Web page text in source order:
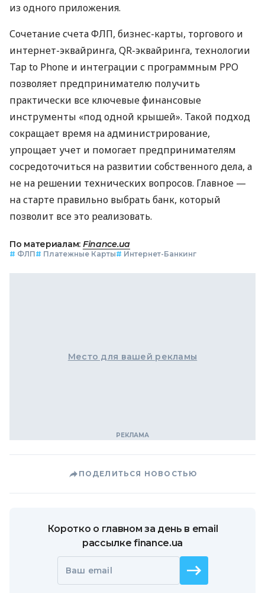
из одного приложения.
Сочетание счета ФЛП, бизнес-карты, торгового и
интернет-эквайринга, QR-эквайринга, технологии
Tap to Phone и интеграции с программным РРО
позволяет предпринимателю получить
практически все ключевые финансовые
инструменты «под одной крышей». Такой подход
сокращает время на администрирование,
упрощает учет и помогает предпринимателям
сосредоточиться на развитии собственного дела, а
не на решении технических вопросов. Главное —
на старте правильно выбрать банк, который
позволит все это реализовать.
По материалам: Finance.ua
# ФЛП# Платежные Карты# Интернет-Банкинг
Место для вашей рекламы
ПОДЕЛИТЬСЯ НОВОСТЬЮ
Коротко о главном за день в email
рассылке finance.ua
Ваш email